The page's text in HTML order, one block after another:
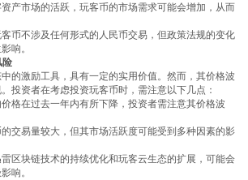
资产市场的活跃，玩客币的市场需求可能会增加，从而
客币不涉及任何形式的人民币交易，但政策法规的变化
响。
险
的激励工具，具有一定的实用价值。然而，其价格波
投资者在考虑投资玩客币时，需注意以下几点：
价格在过去一年内有所下降，投资者需注意其价格波
的交易量较大，但其市场活跃度可能受到多种因素的影
雷区块链技术的持续优化和玩客云生态的扩展，可能会
响。